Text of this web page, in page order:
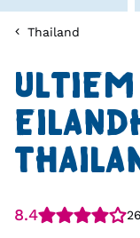
Thailand
ULTIEM
8.4